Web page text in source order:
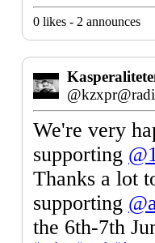
0 likes - 2 announces
We're very
supporting @
Thanks a lot
supporting @
the 6th-7th